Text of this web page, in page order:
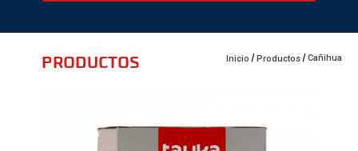
Inicio Productos Cañihua
PRODUCTOS